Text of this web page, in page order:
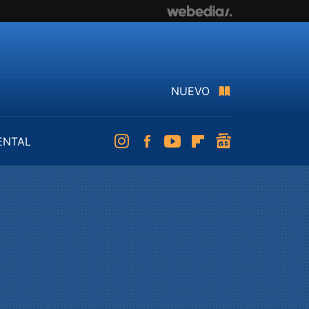
NUEVO
InstagramFacebookYoutubeFlipboard